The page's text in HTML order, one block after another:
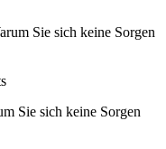
Sie‌ sich keine Sorgen